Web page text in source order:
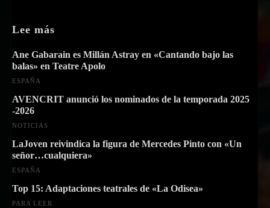
Lee más
Ane Gabarain es Millán Astray en «Cantando bajo las
balas» en Teatre Apolo
ESPAÑA
AVENCRIT anunció los nominados de la temporada 2025
-2026
NOTICIAS
LaJoven reivindica la figura de Mercedes Pinto con «Un
señor…cualquiera»
ESPAÑA
Top 15: Adaptaciones teatrales de «La Odisea»
PARA LEER